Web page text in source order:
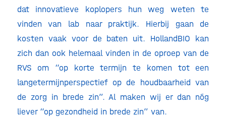
dat innovatieve koplopers hun weg weten te
vinden van lab naar praktijk. Hierbij gaan de
kosten vaak voor de baten uit. HollandBIO kan
zich dan ook helemaal vinden in de oproep van de
RVS om “op korte termijn te komen tot een
langetermijnperspectief op de houdbaarheid van
de zorg in brede zin”. Al maken wij er dan nóg
liever “op gezondheid in brede zin” van.